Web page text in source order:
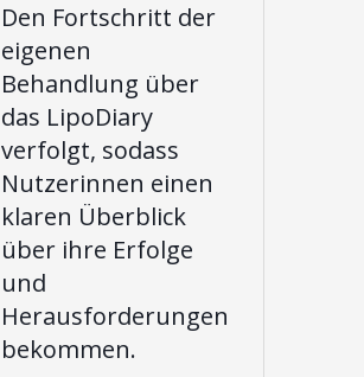
Den Fortschritt der
eigenen
Behandlung über
das LipoDiary
verfolgt, sodass
Nutzerinnen einen
klaren Überblick
über ihre Erfolge
und
Herausforderungen
bekommen.